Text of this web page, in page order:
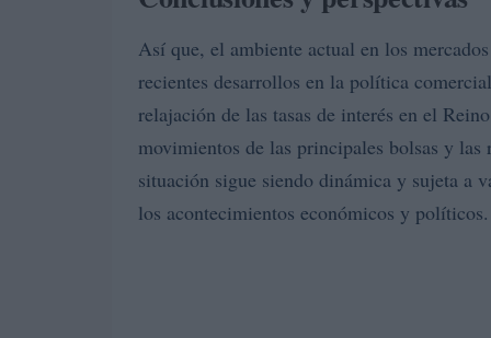
Así que, el ambiente actual en los
recientes desarrollos en la política
relajación de las tasas de interés en el
movimientos de las principales bolsas y las
situación sigue siendo dinámica y sujeta a
los acontecimientos económicos y